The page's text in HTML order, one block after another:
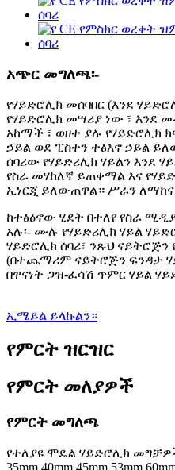
አጭር መግለጫ፡-
የሃይድሮሊክ መሰባበር (እንደ
የሃይድሮሊክ መሣሪያ ነው ፣ እንደ
አከማች ፣ ወዘተ ያሉ የሃይድሮሊክ
ኃይል ወደ ፒስተን ተፅእኖ ኃይል
ሰባሪው የሃይድሪሊክ ሃይልን እንደ
የስራ መሃከለኛ ይጠቀማል እና
ኢነርጂ ይለውጠዋል። ሥራን
ከተፅዕኖው ሂደት በተለየ የስራ
አሉ፡- ሙሉ የሃይድሪሊክ ሃይል
ሃይድሮሊክ ሰባሪ፣ ንጹህ ናይትሮጅን
(በተጨማሪም ናይትሮጅን ፍንዳታ
በዋናነት ጋዝ-ፈሳሽ ጥምር ሃይል
ኢሜይል ይላኩልን።
የምርት ዝርዝር
የምርት መለያዎች
የምርት መግለጫ
የተለያዩ ሞዴል ሃይድሮሊክ
35mm 40mm 45mm 53mm